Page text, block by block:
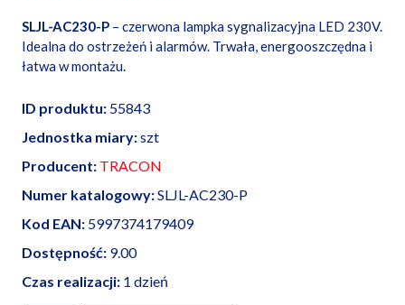
SLJL-AC230-P – czerwona lampka sygnalizacyjna LED 230V.
Idealna do ostrzeżeń i alarmów. Trwała, energooszczędna i
łatwa w montażu.
ID produktu: 55843
Jednostka miary:szt
Producent: TRACON
Numer katalogowy:SLJL-AC230-P
Kod EAN: 5997374179409
Dostępność: 9.00
Czas realizacji: 1 dzień